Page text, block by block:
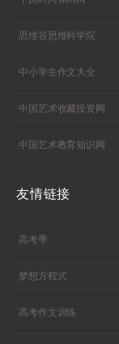
思维谷思维科学院
中小学生作文大全
中国艺术收藏投资网
中国艺术教育知识网
友情链接
高考季
梦想方程式
高考作文训练